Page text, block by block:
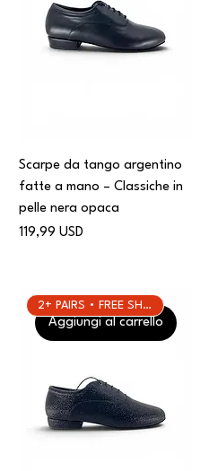
Scarpe da tango argentino
fatte a mano – Classiche in
pelle nera opaca
Prezzo
119,99 USD
Aggiungi al carrello
2+ PAIRS • FREE SHIPPING